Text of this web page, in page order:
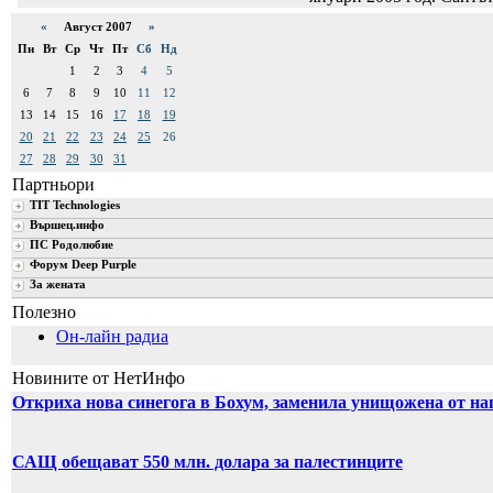
« Август 2007 »
Пн
Вт Ср Чт Пт Сб
Нд
1
2 3 4
5
6
7 8 9 10 11
12
13
14 15 16 17 18
19
20
21 22 23 24 25
26
27
28 29 30 31
Партньори
TIT Technologies
Вършец.инфо
ПС Родолюбие
Форум Deep Purple
За жената
Полезно
Он-лайн радиа
Новините от НетИнфо
Откриха нова синегога в Бохум, заменила унищожена от
САЩ обещават 550 млн. долара за палестинците